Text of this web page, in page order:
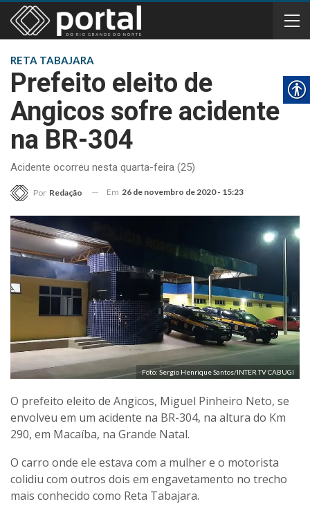
RETA TABAJARA
Prefeito eleito de
Angicos sofre acidente
na BR-304
Acidente ocorreu nesta quarta-feira (25)
Por Redação Em 26 de novembro de 2020 - 15:23
Foto: Sergio Henrique Santos/INTER TV CABUGI
O prefeito eleito de Angicos, Miguel Pinheiro Neto, se
envolveu em um acidente na BR-304, na altura do Km
290, em Macaíba, na Grande Natal.
O carro onde ele estava com a mulher e o motorista
colidiu com outros dois em engavetamento no trecho
mais conhecido como Reta Tabajara.